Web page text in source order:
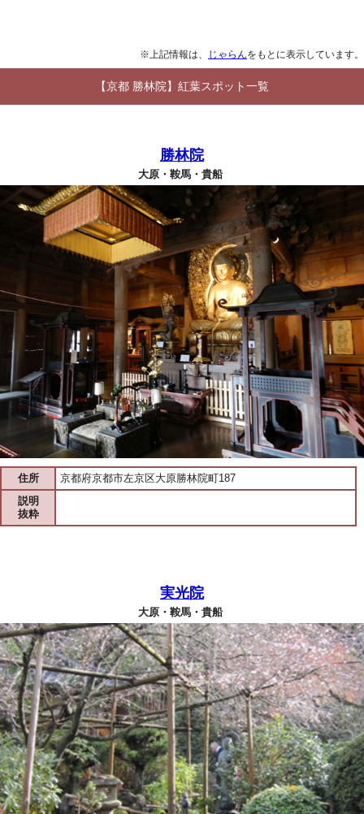
※上記情報は、 じゃらんをもとに表示しています。
【京都 勝林院】紅葉スポット一覧
勝林院
大原・鞍馬・貴船
住所
京都府京都市左京区大原勝林院町187
説明
抜粋
実光院
大原・鞍馬・貴船